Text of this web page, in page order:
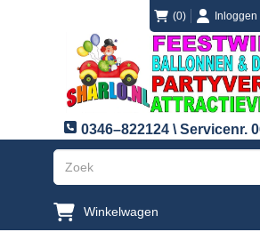
(0) loginInloggen
registreren
0346–822124 \ Servicenr.
Winkelwagen